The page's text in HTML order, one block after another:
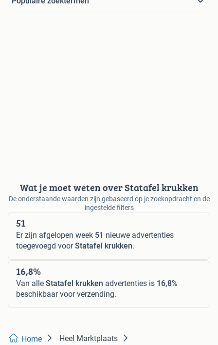
Wat je moet weten over Statafel krukken
De onderstaande waarden zijn gebaseerd op je zoekopdracht en de
ingestelde filters
51
Er zijn afgelopen week 51 nieuwe advertenties
toegevoegd voorStatafel krukken.
16,8%
Van alle Statafel krukken advertenties is 16,8%
beschikbaar voor verzending.
Home Heel Marktplaats